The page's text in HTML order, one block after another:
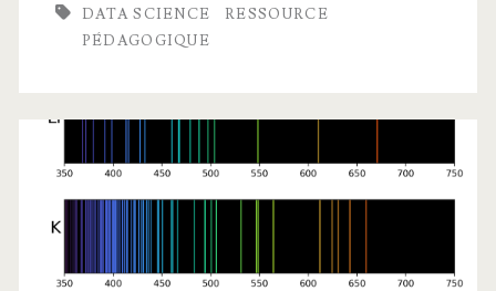
lumineuses
DATA SCIENCE
RESSOURCE
PÉDAGOGIQUE